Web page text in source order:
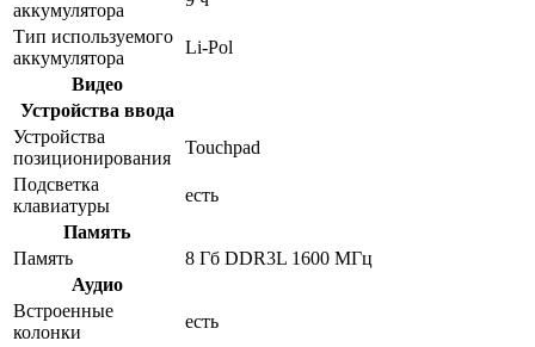
аккумулятора
Тип используемого
аккумулятора
Li-Pol
Видео
Устройства ввода
Устройства
позиционирования
Touchpad
Подсветка
клавиатуры
есть
Память
Память
8 Гб DDR3L 1600 МГц
Аудио
Встроенные
колонки
есть